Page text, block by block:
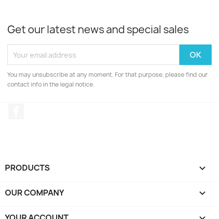
Get our latest news and special sales
You may unsubscribe at any moment. For that purpose, please find our
contact info in the legal notice.
PRODUCTS 
OUR COMPANY 